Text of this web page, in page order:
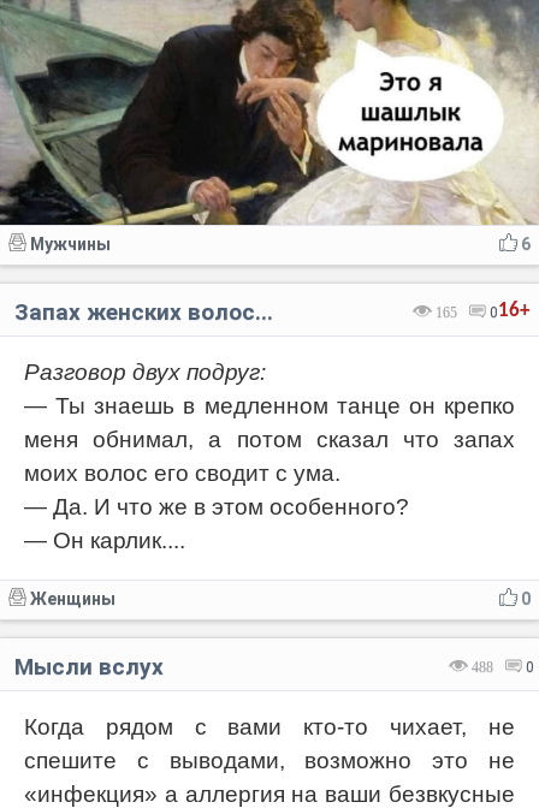
6
Мужчины
16+
165 0
Запах женских волос...
Разговор двух подруг:
— Ты знаешь в медленном танце он крепко
меня обнимал, а потом сказал что запах
моих волос его сводит с ума.
— Да. И что же в этом особенного?
— Он карлик....
0
Женщины
488 0
Мысли вслух
Когда рядом с вами кто-то чихает, не
спешите с выводами, возможно это не
«инфекция» а аллергия на ваши безвкусные